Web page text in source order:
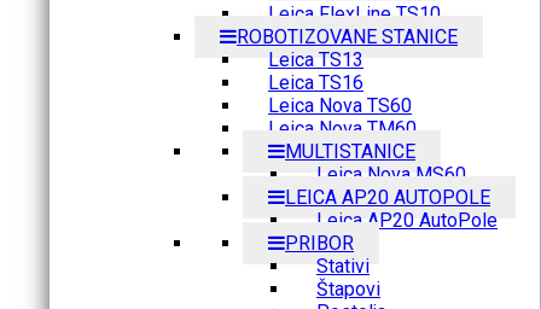
Leica FlexLine TS10
ROBOTIZOVANE STANICE
Leica TS13
Leica TS16
Leica Nova TS60
Leica Nova TM60
MULTISTANICE
Leica Nova MS60
LEICA AP20 AUTOPOLE
Leica AP20 AutoPole
PRIBOR
Stativi
Štapovi